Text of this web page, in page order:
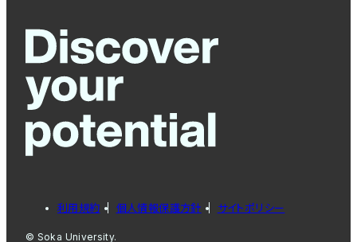
利用規約 個人情報保護方針 サイトポリシー
© Soka University.